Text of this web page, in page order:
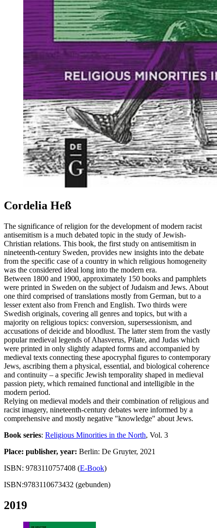
Cordelia Heß
The significance of religion for the development of modern racist
antisemitism is a much debated topic in the study of Jewish-
Christian relations. This book, the first study on antisemitism in
nineteenth-century Sweden, provides new insights into the debate
from the specific case of a country in which religious homogeneity
was the considered ideal long into the modern era.
Between 1800 and 1900, approximately 150 books and pamphlets
were printed in Sweden on the subject of Judaism and Jews. About
one third comprised of translations mostly from German, but to a
lesser extent also from French and English. Two thirds were
Swedish originals, covering all genres and topics, but with a
majority on religious topics: conversion, supersessionism, and
accusations of deicide and bloodlust. The latter stem from the vastly
popular medieval legends of Ahasverus, Pilate, and Judas which
were printed in only slightly adapted forms and accompanied by
medieval texts connecting these apocryphal figures to contemporary
Jews, ascribing them a physical, essential, and biological coherence
and continuity – a specific Jewish temporality shaped in medieval
passion piety, which remained functional and intelligible in the
modern period.
Relying on medieval models and their combination of religious and
racist imagery, nineteenth-century debates were informed by a
comprehensive and mostly negative "knowledge" about Jews.
Book series: Religious Minorities in the North, Vol. 3
Place: publisher, year: Berlin: De Gruyter, 2021
ISBN: 9783110757408 (E-Book)
ISBN:9783110673432 (gebunden)
2019